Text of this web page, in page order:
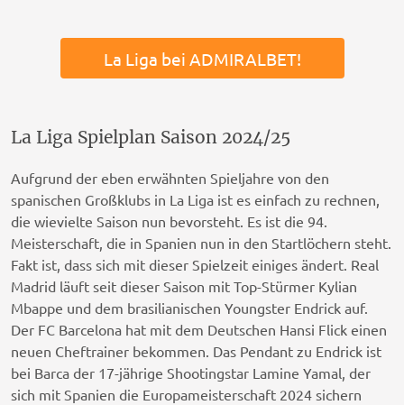
La Liga bei ADMIRALBET!
La Liga Spielplan Saison 2024/25
Aufgrund der eben erwähnten Spieljahre von den
spanischen Großklubs in La Liga ist es einfach zu rechnen,
die wievielte Saison nun bevorsteht. Es ist die 94.
Meisterschaft, die in Spanien nun in den Startlöchern steht.
Fakt ist, dass sich mit dieser Spielzeit einiges ändert. Real
Madrid läuft seit dieser Saison mit Top-Stürmer Kylian
Mbappe und dem brasilianischen Youngster Endrick auf.
Der FC Barcelona hat mit dem Deutschen Hansi Flick einen
neuen Cheftrainer bekommen. Das Pendant zu Endrick ist
bei Barca der 17-jährige Shootingstar Lamine Yamal, der
sich mit Spanien die Europameisterschaft 2024 sichern